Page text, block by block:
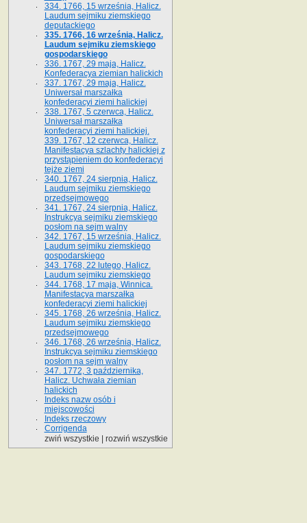
334. 1766, 15 września, Halicz.
Laudum sejmiku ziemskiego
deputackiego
335. 1766, 16 września, Halicz.
Laudum sejmiku ziemskiego
gospodarskiego
336. 1767, 29 maja, Halicz.
Konfederacya ziemian halickich
337. 1767, 29 maja, Halicz.
Uniwersał marszałka
konfederacyi ziemi halickiej
338. 1767, 5 czerwca, Halicz.
Uniwersał marszałka
konfederacyi ziemi halickiej.
339. 1767, 12 czerwca, Halicz.
Manifestacya szlachty halickiej z
przystąpieniem do konfederacyi
tejże ziemi
340. 1767, 24 sierpnia, Halicz.
Laudum sejmiku ziemskiego
przedsejmowego
341. 1767, 24 sierpnia, Halicz.
Instrukcya sejmiku ziemskiego
posłom na sejm walny
342. 1767, 15 września, Halicz.
Laudum sejmiku ziemskiego
gospodarskiego
343. 1768, 22 lutego, Halicz.
Laudum sejmiku ziemskiego
344. 1768, 17 maja, Winnica.
Manifestacya marszałka
konfederacyi ziemi halickiej
345. 1768, 26 września, Halicz.
Laudum sejmiku ziemskiego
przedsejmowego
346. 1768, 26 września, Halicz.
Instrukcya sejmiku ziemskiego
posłom na sejm walny
347. 1772, 3 października,
Halicz. Uchwała ziemian
halickich
Indeks nazw osób i
miejscowości
Indeks rzeczowy
Corrigenda
zwiń wszystkie
rozwiń wszystkie